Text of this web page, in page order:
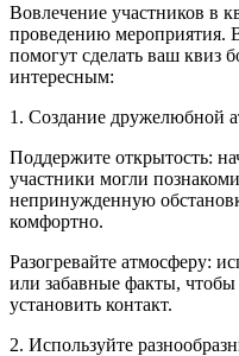
Вовлечение участников в
проведению мероприятия.
помогут сделать ваш квиз
интересным:
1. Создание дружелюбной
Поддержите открытость:
участники могли
непринужденную
комфортно.
Разогревайте атмосферу:
или забавные факты, чтобы
установить контакт.
2. Используйте